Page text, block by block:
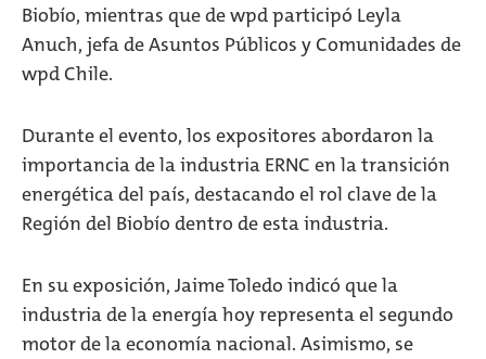
Biobío, mientras que de wpd participó Leyla
Anuch, jefa de Asuntos Públicos y Comunidades de
wpd Chile.
Durante el evento, los expositores abordaron la
importancia de la industria ERNC en la transición
energética del país, destacando el rol clave de la
Región del Biobío dentro de esta industria.
En su exposición, Jaime Toledo indicó que la
industria de la energía hoy representa el segundo
motor de la economía nacional. Asimismo, se